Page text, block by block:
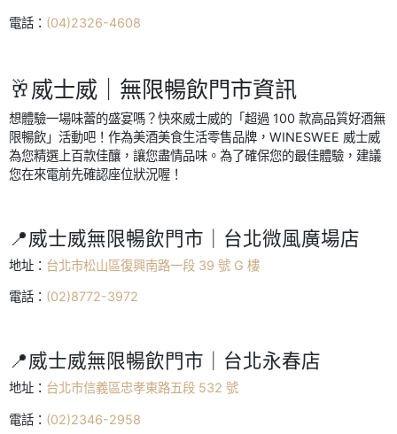
電話： (04)2326-4608
🥂威士威｜無限暢飲門市資訊
想體驗一場味蕾的盛宴嗎？快來威士威的「超過 100 款高品質好酒無
限暢飲」活動吧！作為美酒美食生活零售品牌，WINESWEE 威士威
為您精選上百款佳釀，讓您盡情品味。為了確保您的最佳體驗，建議
您在來電前先確認座位狀況喔！
📍威士威無限暢飲門市｜台北微風廣場店
地址： 台北市松山區復興南路一段 39 號 G 樓
電話： (02)8772-3972
📍威士威無限暢飲門市｜台北永春店
地址： 台北市信義區忠孝東路五段 532 號
電話： (02)2346-2958